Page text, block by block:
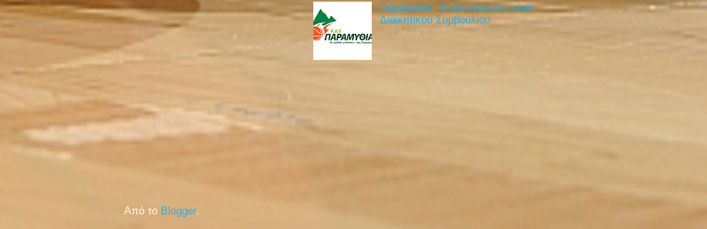
Παραμυθιά: Η σύνθεση του νέου
Διοικητικού Συμβουλίου
Από το Blogger.